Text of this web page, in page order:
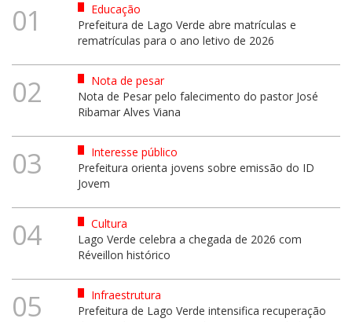
01
Educação
Prefeitura de Lago Verde abre matrículas e
rematrículas para o ano letivo de 2026
02
Nota de pesar
Nota de Pesar pelo falecimento do pastor José
Ribamar Alves Viana
03
Interesse público
Prefeitura orienta jovens sobre emissão do ID
Jovem
04
Cultura
Lago Verde celebra a chegada de 2026 com
Réveillon histórico
05
Infraestrutura
Prefeitura de Lago Verde intensifica recuperação